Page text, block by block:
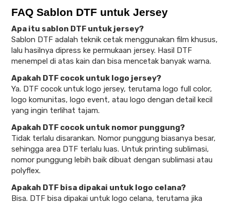
FAQ Sablon DTF untuk Jersey
Apa itu sablon DTF untuk jersey?
Sablon DTF adalah teknik cetak menggunakan film khusus,
lalu hasilnya dipress ke permukaan jersey. Hasil DTF
menempel di atas kain dan bisa mencetak banyak warna.
Apakah DTF cocok untuk logo jersey?
Ya. DTF cocok untuk logo jersey, terutama logo full color,
logo komunitas, logo event, atau logo dengan detail kecil
yang ingin terlihat tajam.
Apakah DTF cocok untuk nomor punggung?
Tidak terlalu disarankan. Nomor punggung biasanya besar,
sehingga area DTF terlalu luas. Untuk printing sublimasi,
nomor punggung lebih baik dibuat dengan sublimasi atau
polyflex.
Apakah DTF bisa dipakai untuk logo celana?
Bisa. DTF bisa dipakai untuk logo celana, terutama jika